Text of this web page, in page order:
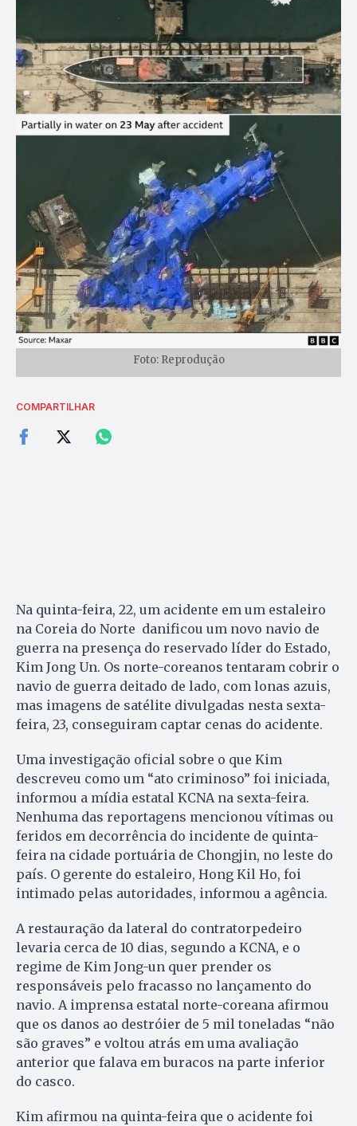
Foto: Reprodução
COMPARTILHAR
Na quinta-feira, 22, um acidente em um estaleiro
na Coreia do Norte danificou um novo navio de
guerra na presença do reservado líder do Estado,
Kim Jong Un. Os norte-coreanos tentaram cobrir o
navio de guerra deitado de lado, com lonas azuis,
mas imagens de satélite divulgadas nesta sexta-
feira, 23, conseguiram captar cenas do acidente.
Uma investigação oficial sobre o que Kim
descreveu como um “ato criminoso” foi iniciada,
informou a mídia estatal KCNA na sexta-feira.
Nenhuma das reportagens mencionou vítimas ou
feridos em decorrência do incidente de quinta-
feira na cidade portuária de Chongjin, no leste do
país. O gerente do estaleiro, Hong Kil Ho, foi
intimado pelas autoridades, informou a agência.
A restauração da lateral do contratorpedeiro
levaria cerca de 10 dias, segundo a KCNA, e o
regime de Kim Jong-un quer prender os
responsáveis pelo fracasso no lançamento do
navio. A imprensa estatal norte-coreana afirmou
que os danos ao destróier de 5 mil toneladas “não
são graves” e voltou atrás em uma avaliação
anterior que falava em buracos na parte inferior
do casco.
Kim afirmou na quinta-feira que o acidente foi